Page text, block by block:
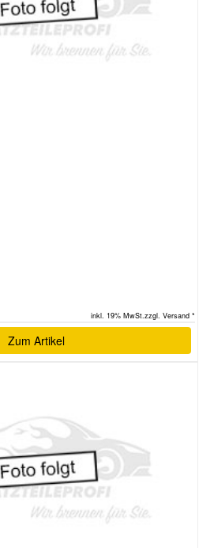
inkl. 19% MwSt.zzgl. Versand *
Zum Artikel